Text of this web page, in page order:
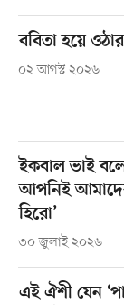
ববিতা হয়ে
০২ আগস্ট ২০২৬
ইকবাল ভাই
আপনিই
হিরো’
৩০ জুলাই ২০২৬
এই ঐশী যেন